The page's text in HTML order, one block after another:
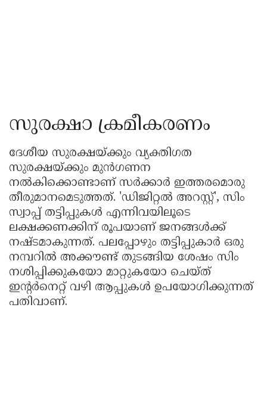
സുരക്ഷാ ക്രമീകരണം
ദേശീയ സുരക്ഷയ്ക്കും വ്യക്തിഗത
സുരക്ഷയ്ക്കും മുൻഗണന
നൽകിക്കൊണ്ടാണ് സർക്കാർ ഇത്തരമൊരു
തീരുമാനമെടുത്തത്. 'ഡിജിറ്റൽ അറസ്റ്റ്', സിം
സ്വാപ്പ് തട്ടിപ്പുകൾ എന്നിവയിലൂടെ
ലക്ഷക്കണക്കിന് രൂപയാണ് ജനങ്ങൾക്ക്
നഷ്ടമാകുന്നത്. പലപ്പോഴും തട്ടിപ്പുകാർ ഒരു
നമ്പറിൽ അക്കൗണ്ട് തുടങ്ങിയ ശേഷം സിം
നശിപ്പിക്കുകയോ മാറ്റുകയോ ചെയ്ത്
ഇന്റർനെറ്റ് വഴി ആപ്പുകൾ ഉപയോഗിക്കുന്നത്
പതിവാണ്.